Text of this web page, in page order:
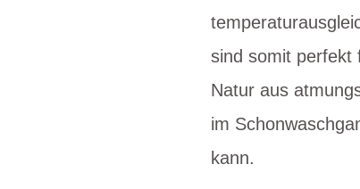
sind somit perfekt
Natur aus
im
kann.